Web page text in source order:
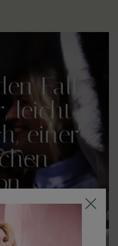
Fall
leicht
einer
&